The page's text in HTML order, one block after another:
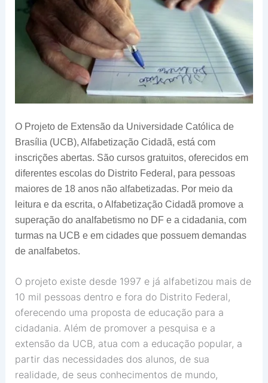
O Projeto de Extensão da Universidade Católica de
Brasília (UCB), Alfabetização Cidadã, está com
inscrições abertas. São cursos gratuitos, oferecidos em
diferentes escolas do Distrito Federal, para pessoas
maiores de 18 anos não alfabetizadas. Por meio da
leitura e da escrita, o Alfabetização Cidadã promove a
superação do analfabetismo no DF e a cidadania, com
turmas na UCB e em cidades que possuem demandas
de analfabetos.
O projeto existe desde 1997 e já alfabetizou mais de
10 mil pessoas dentro e fora do Distrito Federal,
oferecendo uma proposta de educação para a
cidadania. Além de promover a pesquisa e a
extensão da UCB, atua com a educação popular, a
partir das necessidades dos alunos, de sua
realidade, de seus conhecimentos de mundo,